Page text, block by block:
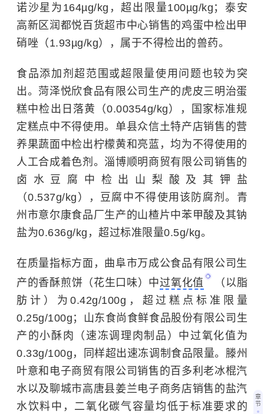
诺沙星为164µg/kg，超出限量100µg/kg；泰安
高新区润都悦百货超市中心销售的鸡蛋中检出甲
硝唑（1.93µg/kg），属于不得检出的兽药。
食品添加剂超范围或超限量使用问题也较为突
出。菏泽悦欣食品有限公司生产的虎皮三明治蛋
糕中检出日落黄（0.00354g/kg），国家标准规
定糕点中不得使用。单县众信土特产店销售的营
养果蔬面中检出柠檬黄和亮蓝，均为不得使用的
人工合成着色剂。淄博顺明商贸有限公司销售的
卤水豆腐中检出山梨酸及其钾盐
（0.537g/kg），豆腐中不得使用该防腐剂。青
州市意尔康食品厂生产的山楂片中苯甲酸及其钠
盐为0.636g/kg，超过标准限量0.5g/kg。
在质量指标方面，曲阜市万成公食品有限公司生
产的香酥煎饼（花生口味）中过氧化值
（以脂
肪计）为0.42g/100g，超过糕点标准限量
0.25g/100g；山东食尚食鲜食品股份有限公司生
产的小酥肉（速冻调理肉制品）中过氧化值为
0.33g/100g，同样超出速冻调制食品限量。滕州
叶意和电子商贸有限公司销售的百多利老冰棍汽
水以及聊城市高唐县姜兰电子商务店销售的盐汽
水饮料中，二氧化碳气容量均低于标准要求的
章
节